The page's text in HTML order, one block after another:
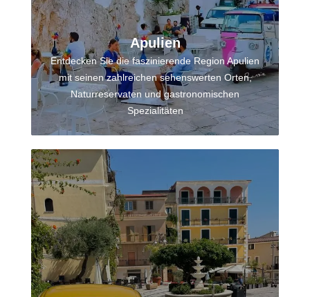
Apulien
Entdecken Sie die faszinierende Region Apulien
mit seinen zahlreichen sehenswerten Orten,
Naturreservaten und gastronomischen
Spezialitäten